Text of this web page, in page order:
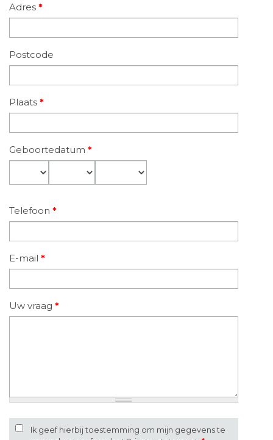
Adres *
Postcode
Plaats *
Geboortedatum *
Telefoon *
E-mail *
Uw vraag *
Ik geef hierbij toestemming om mijn gegevens te